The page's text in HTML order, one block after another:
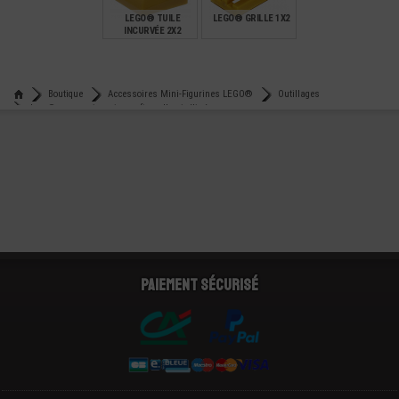
LEGO® TUILE
INCURVÉE 2X2
LEGO® GRILLE 1X2
Boutique
Accessoires Mini-Figurines LEGO®
Outillages
Lego® accessoire minecraft - pelle pixélisée
Paiement sécurisé